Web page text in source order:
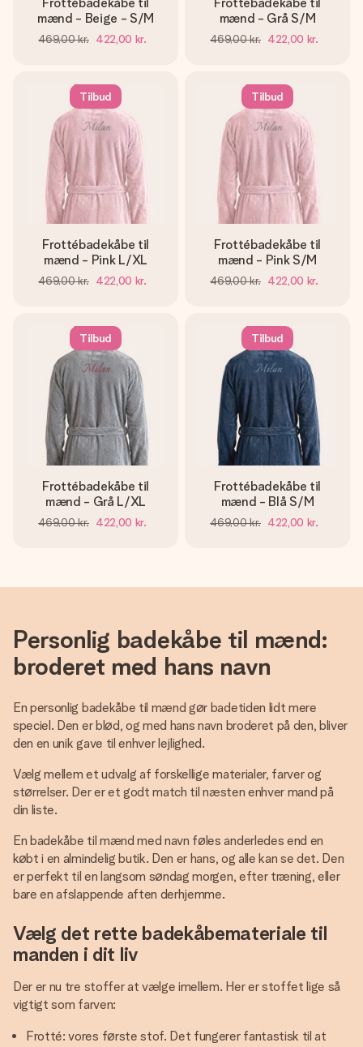
mænd - Beige - S/M
469,00 kr. 422,00 kr.
mænd - Grå S/M
469,00 kr. 422,00 kr.
Tilbud
Frottébadekåbe til
mænd - Pink L/XL
469,00 kr. 422,00 kr.
Tilbud
Frottébadekåbe til
mænd - Pink S/M
469,00 kr. 422,00 kr.
Tilbud
Frottébadekåbe til
mænd - Grå L/XL
469,00 kr. 422,00 kr.
Tilbud
Frottébadekåbe til
mænd - Blå S/M
469,00 kr. 422,00 kr.
Personlig badekåbe til mænd:
broderet med hans navn
En personlig badekåbe til mænd gør badetiden lidt mere
speciel. Den er blød, og med hans navn broderet på den, bliver
den en unik gave til enhver lejlighed.
Vælg mellem et udvalg af forskellige materialer, farver og
størrelser. Der er et godt match til næsten enhver mand på
din liste.
En badekåbe til mænd med navn føles anderledes end en
købt i en almindelig butik. Den er hans, og alle kan se det. Den
er perfekt til en langsom søndag morgen, efter træning, eller
bare en afslappende aften derhjemme.
Vælg det rette badekåbemateriale til
manden i dit liv
Der er nu tre stoffer at vælge imellem. Her er stoffet lige så
vigtigt som farven:
Frotté: vores første stof. Det fungerer fantastisk til at